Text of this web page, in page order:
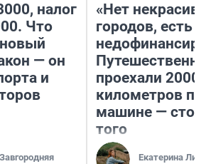
налог
Что
— он
и
«Нет
городов, есть
проехали 2000
километров по
машине —
того
Екатерина